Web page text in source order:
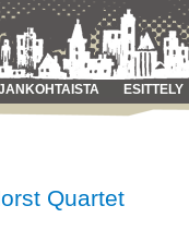
ESITTELY
Quartet